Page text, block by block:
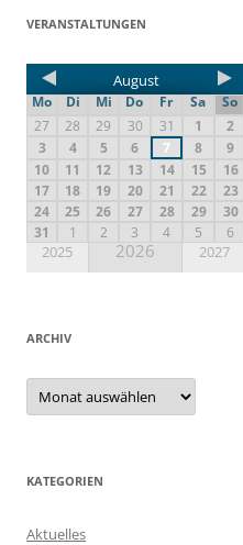
VERANSTALTUNGEN
August
Mo Di Mi Do Fr Sa
So
27
28 29 30 31 1
2
3
4 5 6 7 8
9
10
11 12 13 14 15
16
17
18 19 20 21 22
23
24
25 26 27 28 29
30
31
1 2 3 4 5 6
2025 2026 2027
ARCHIV
KATEGORIEN
Aktuelles